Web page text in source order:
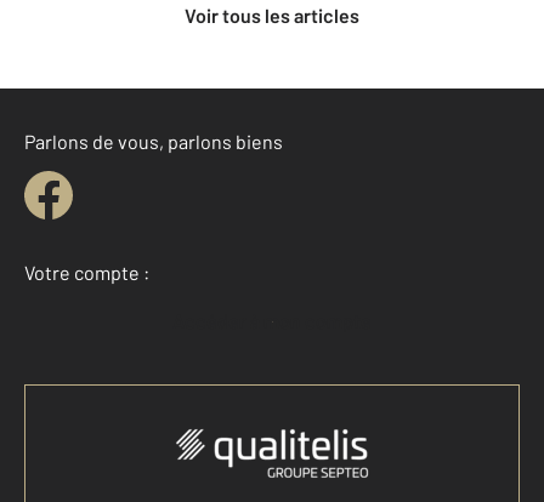
Voir tous les articles
Parlons de vous, parlons biens
Votre compte :
Accéder à mon compte